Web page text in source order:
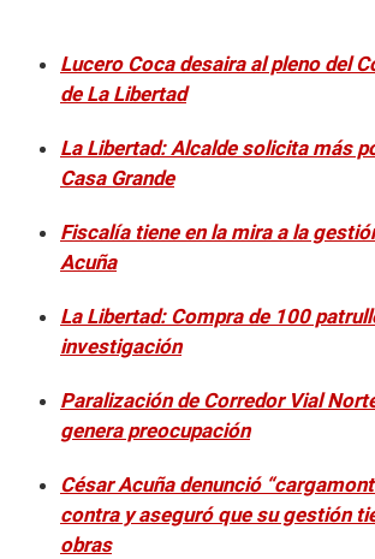
Lucero Coca desaira al pleno del
de La Libertad
La Libertad: Alcalde solicita más
Casa Grande
Fiscalía tiene en la mira a la
Acuña
La Libertad: Compra de 100
investigación
Paralización de Corredor Vial
genera preocupación
César Acuña denunció
contra y aseguró que su gestión
obras